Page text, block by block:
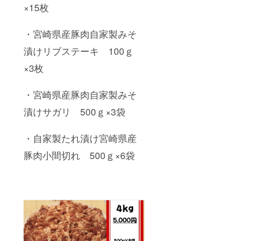
×15枚
・宮崎県産豚肉自家製みそ
漬けリブステーキ 100ｇ
×3枚
・宮崎県産豚肉自家製みそ
漬けサガリ 500ｇ×3袋
・自家製たれ漬け宮崎県産
豚肉小間切れ 500ｇ×6袋